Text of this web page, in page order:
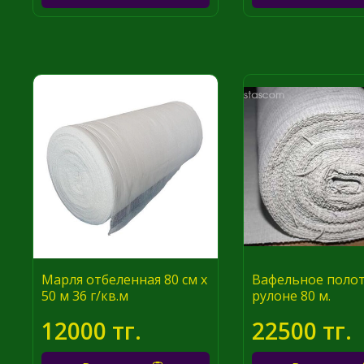
Марля отбеленная 80 см х
50 м 36 г/кв.м
12000 тг.
Вафельное
рулоне 80 м.
22500 тг.